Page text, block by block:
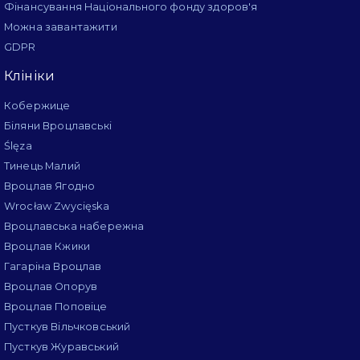
Фінансування Національного фонду здоров'я
Можна завантажити
GDPR
Клініки
Кобержице
Біляни Вроцлавські
Ślęza
Тинець Малий
Вроцлав Ягодно
Wrocław Zwycięska
Вроцлавська набережна
Вроцлав Кжики
Гагаріна Вроцлав
Вроцлав Опорув
Вроцлав Поповіце
Пусткув Вільчковський
Пусткув Журавський